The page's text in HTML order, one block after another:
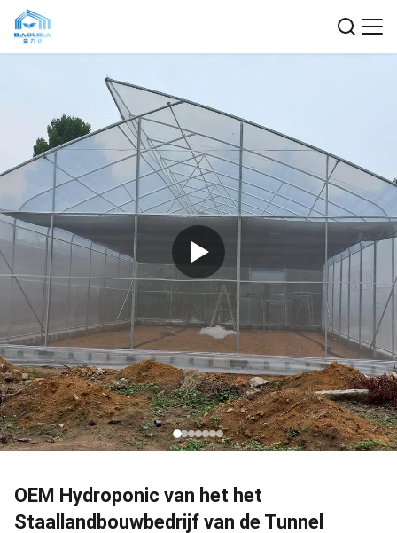
OEM Hydroponic van het het
Staallandbouwbedrijf van de Tunnel